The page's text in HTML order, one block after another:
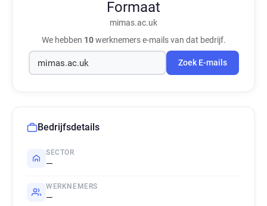
Formaat
mimas.ac.uk
We hebben 10werknemers e-mails van dat bedrijf.
Zoek E-mails
Bedrijfsdetails
SECTOR
—
WERKNEMERS
—